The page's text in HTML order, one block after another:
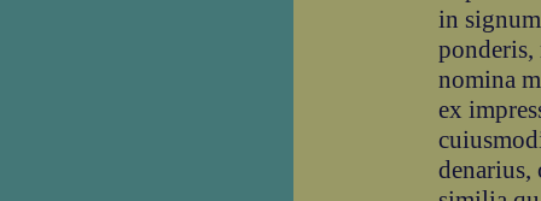
in
ponderis,
nomina
ex
denarius,